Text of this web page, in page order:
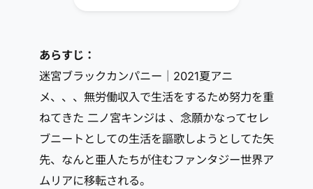
あらすじ：
迷宮ブラックカンパニー｜2021夏アニ
メ、、、無労働収入で生活をするため努力を重
ねてきた 二ノ宮キンジは 、念願かなってセレ
ブニートとしての生活を謳歌しようとしてた矢
先、なんと亜人たちが住むファンタジー世界ア
ムリアに移転される。